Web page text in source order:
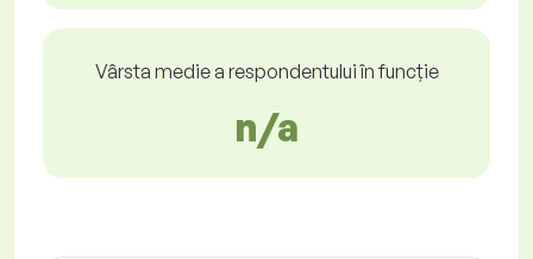
Vârsta medie a respondentului în funcție
n/a